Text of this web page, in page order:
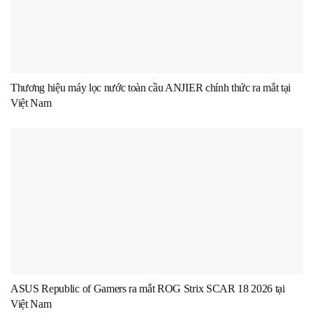
Thương hiệu máy lọc nước toàn cầu ANJIER chính thức ra mắt tại
Việt Nam
ASUS Republic of Gamers ra mắt ROG Strix SCAR 18 2026 tại
Việt Nam